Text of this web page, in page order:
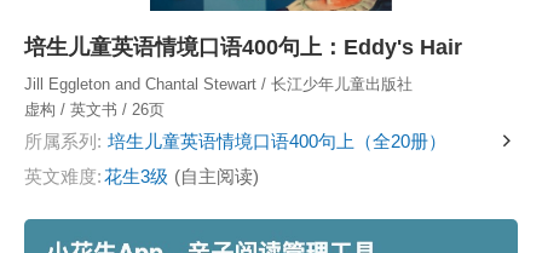
培生儿童英语情境口语400句上：Eddy's Hair
Jill Eggleton and Chantal Stewart / 长江少年儿童出版社
虚构 / 英文书 / 26页
所属系列: 培生儿童英语情境口语400句上（全20册）
英文难度:花生3级 (自主阅读)